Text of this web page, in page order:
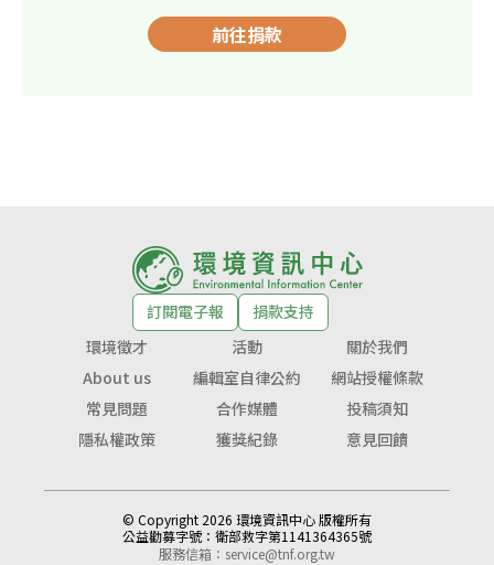
前往捐款
訂閱電子報
捐款支持
環境徵才
活動
關於我們
About us
編輯室自律公約
網站授權條款
常見問題
合作媒體
投稿須知
隱私權政策
獲獎紀錄 意見回饋
© Copyright 2026 環境資訊中心 版權所有
公益勸募字號： 衛部救字第1141364365號
服務信箱： service@tnf.org.tw